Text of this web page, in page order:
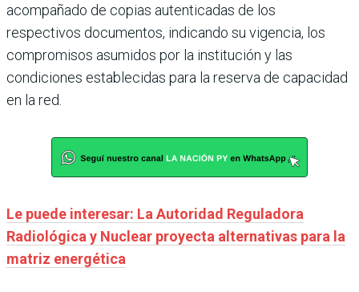
acompañado de copias autenticadas de los
respectivos documentos, indicando su vigencia, los
compromisos asumidos por la institución y las
condiciones establecidas para la reserva de capacidad
en la red.
Le puede interesar: La Autoridad Reguladora
Radiológica y Nuclear proyecta alternativas para la
matriz energética